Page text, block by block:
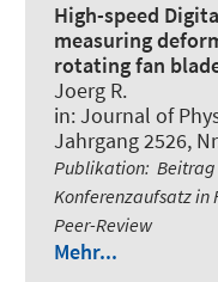
High-speed
measuring
rotating fan
Joerg R.
in:Journal of
Jahrgang 2526,
Publikation:
Konferenzaufsatz in
Peer-Review
Mehr...